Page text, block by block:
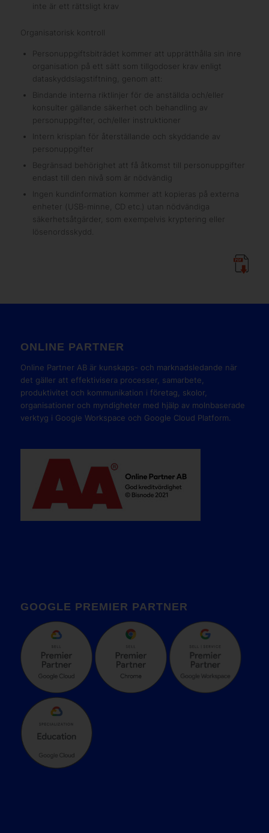
inte är ett rättsligt krav
Organisatorisk kontroll
Personuppgiftsbiträdet kommer att upprätthålla sin inre
organisation på ett sätt som tillgodoser krav enligt
dataskyddslagstiftning, genom att:
Bindande interna riktlinjer för de anställda och/eller
konsulter gällande säkerhet och behandling av
personuppgifter, och/eller instruktioner
Intern krisplan för återställande och skyddande av
personuppgifter
Begränsad behörighet att få åtkomst till personuppgifter
endast till den nivå som är nödvändig
Ingen kundinformation kommer att kopieras på externa
enheter (USB-minne, CD etc.) utan nödvändiga
säkerhetsåtgärder, som exempelvis kryptering eller
lösenordsskydd.
ONLINE PARTNER
Online Partner AB är kunskaps- och marknadsledande när
det gäller att effektivisera processer, samarbete,
produktivitet och kommunikation i företag, skolor,
organisationer och myndigheter med hjälp av molnbaserade
verktyg i Google Workspace och Google Cloud Platform.
GOOGLE PREMIER PARTNER